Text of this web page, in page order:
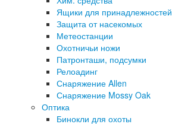
Ящики для принадлежностей
Защита от насекомых
Метеостанции
Охотничьи ножи
Патронташи, подсумки
Релоадинг
Снаряжение Allen
Снаряжение Mossy Oak
Оптика
Бинокли для охоты